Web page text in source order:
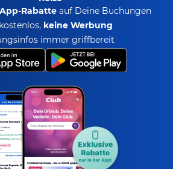
Rabatte auf Deine Buchungen
keine Werbung
immer griffbereit